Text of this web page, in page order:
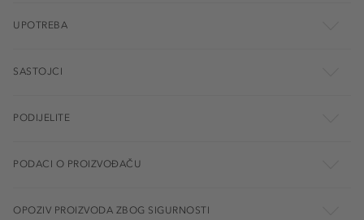
UPOTREBA
SASTOJCI
PODIJELITE
PODACI O PROIZVOĐAČU
OPOZIV PROIZVODA ZBOG SIGURNOSTI